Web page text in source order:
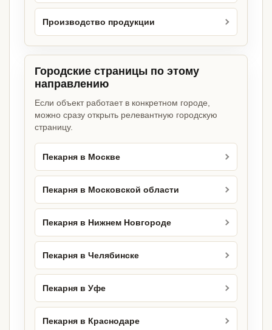
Производство продукции
Городские страницы по этому
направлению
Если объект работает в конкретном городе,
можно сразу открыть релевантную городскую
страницу.
Пекарня в Москве
Пекарня в Московской области
Пекарня в Нижнем Новгороде
Пекарня в Челябинске
Пекарня в Уфе
Пекарня в Краснодаре